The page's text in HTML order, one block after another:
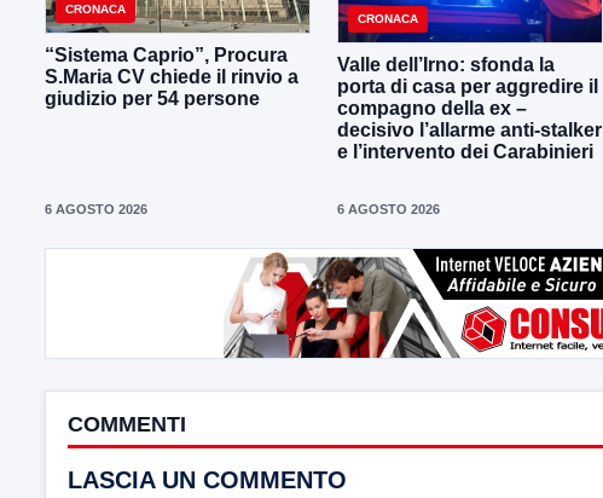
CRONACA
“Sistema Caprio”, Procura
S.Maria CV chiede il rinvio a
giudizio per 54 persone
6 AGOSTO 2026
CRONACA
Valle dell’Irno: sfonda la
porta di casa per aggredire il
compagno della ex –
decisivo l’allarme anti-stalker
e l’intervento dei Carabinieri
6 AGOSTO 2026
COMMENTI
LASCIA UN COMMENTO